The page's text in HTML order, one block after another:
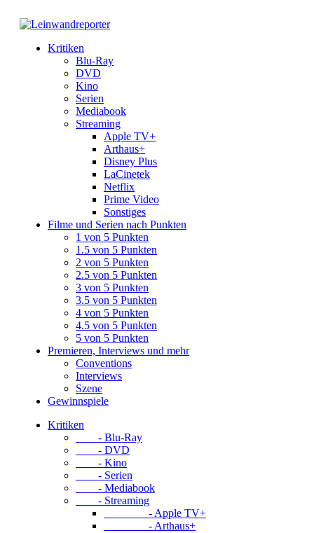
Kritiken
Blu-Ray
DVD
Kino
Serien
Mediabook
Streaming
Apple TV+
Arthaus+
Disney Plus
LaCinetek
Netflix
Prime Video
Sonstiges
Filme und Serien nach Punkten
1 von 5 Punkten
1.5 von 5 Punkten
2 von 5 Punkten
2.5 von 5 Punkten
3 von 5 Punkten
3.5 von 5 Punkten
4 von 5 Punkten
4.5 von 5 Punkten
5 von 5 Punkten
Premieren, Interviews und mehr
Conventions
Interviews
Szene
Gewinnspiele
Kritiken
- Blu-Ray
- DVD
- Kino
- Serien
- Mediabook
- Streaming
- Apple TV+
- Arthaus+